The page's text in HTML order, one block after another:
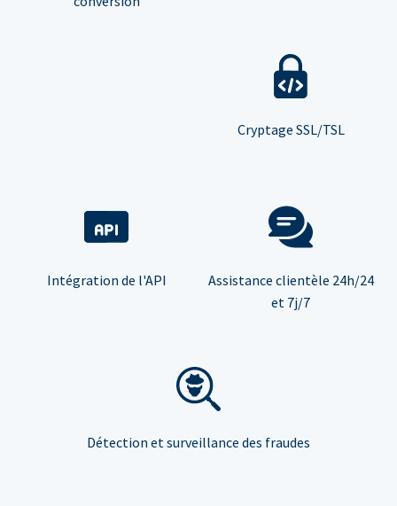
Cryptage SSL/TSL
Intégration de l'API
Assistance clientèle 24h/24
et 7j/7
Détection et surveillance des fraudes